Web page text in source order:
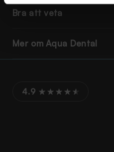
Bra att veta
Mer om Aqua Dental
4.9